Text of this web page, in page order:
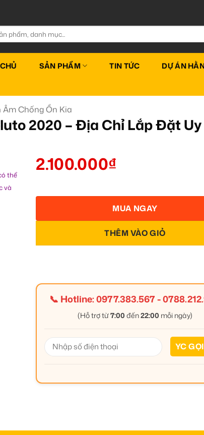
SẢN PHẨM TIN TỨC DỰ ÁN
Âm Chống Ồn Kia
2020 – Địa Chỉ Lắp Đặt Uy
thể
và
2.100.000₫
THÊM VÀO GIỎ
MUA NGAY
📞 Hotline:0977.383.567-
(Hỗ trợ từ7:00 đến22:00 mỗi ngày)